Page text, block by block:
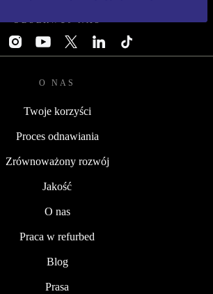
OBSERWUJ NAS
O NAS
Twoje korzyści
Proces odnawiania
Zrównoważony rozwój
Jakość
O nas
Praca w refurbed
Blog
Prasa